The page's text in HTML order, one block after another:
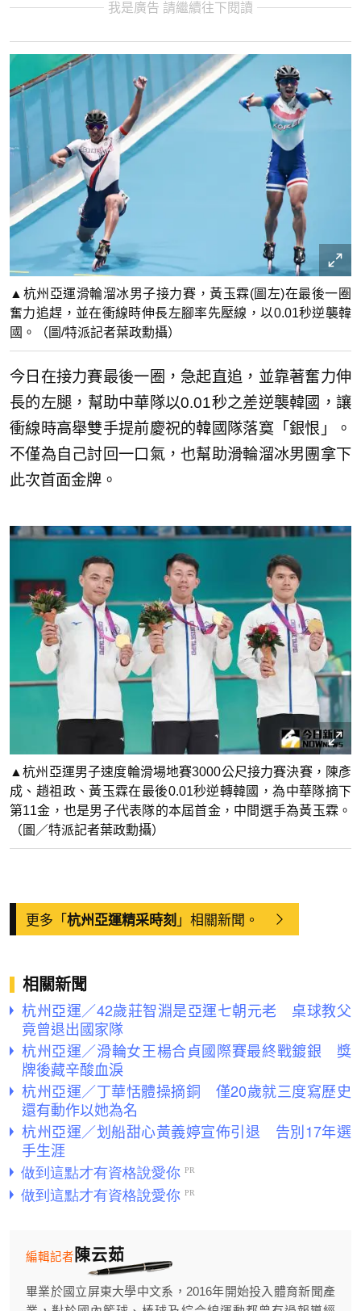
我是廣告 請繼續往下閱讀
▲杭州亞運滑輪溜冰男子接力賽，黃玉霖(圖左)在最後一圈
奮力追趕，並在衝線時伸長左腳率先壓線，以0.01秒逆襲韓
國。（圖/特派記者葉政勳攝）
今日在接力賽最後一圈，急起直追，並靠著奮力伸
長的左腿，幫助中華隊以0.01秒之差逆襲韓國，讓
衝線時高舉雙手提前慶祝的韓國隊落寞「銀恨」。
不僅為自己討回一口氣，也幫助滑輪溜冰男團拿下
此次首面金牌。
▲杭州亞運男子速度輪滑場地賽3000公尺接力賽決賽，陳彥
成、趙祖政、黃玉霖在最後0.01秒逆轉韓國，為中華隊摘下
第11金，也是男子代表隊的本屆首金，中間選手為黃玉霖。
（圖／特派記者葉政勳攝）
更多「杭州亞運精采時刻」相關新聞。
相關新聞
杭州亞運／42歲莊智淵是亞運七朝元老 桌球教父
竟曾退出國家隊
杭州亞運／滑輪女王楊合貞國際賽最終戰鍍銀 獎
牌後藏辛酸血淚
杭州亞運／丁華恬體操摘銅 僅20歲就三度寫歷史
還有動作以她為名
杭州亞運／划船甜心黃義婷宣佈引退 告別17年選
手生涯
陳云茹
編輯記者
畢業於國立屏東大學中文系，2016年開始投入體育新聞產